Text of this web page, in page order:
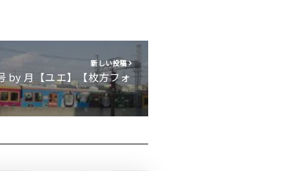
新しい投稿
by 月【ユエ】【枚方フォ